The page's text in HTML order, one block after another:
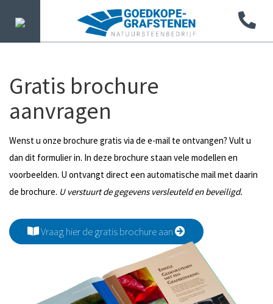
Gratis brochure
aanvragen
Wenst u onze brochure gratis via de e-mail te ontvangen? Vult u
dan dit formulier in. In deze brochure staan vele modellen en
voorbeelden. U ontvangt direct een automatische mail met daarin
de brochure. U verstuurt de gegevens versleuteld en beveiligd.
Vraag hier de gratis brochure aan